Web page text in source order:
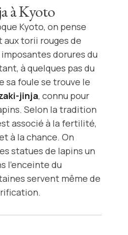
à Kyoto
Kyoto, on pense
torii rouges de
dorures du
à quelques pas du
sa foule se trouve le
jinja, connu pour
Selon la tradition
associé à la fertilité,
à la chance. On
statues de lapins un
l'enceinte du
servent même de